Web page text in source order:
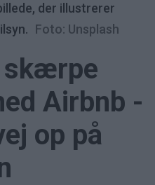
der illustrerer
Foto: Unsplash
skærpe
Airbnb -
op på